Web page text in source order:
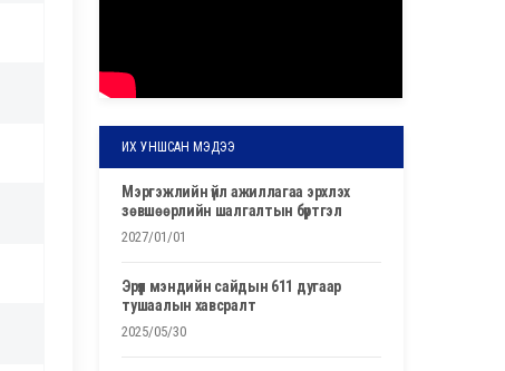
ИХ УНШСАН МЭДЭЭ
мэргэжлийн үйл ажиллагаа эрхлэх
зөвшөөрлийн шалгалтын бүртгэл
2027/01/01
эрүүл мэндийн сайдын 611 дугаар
тушаалын хавсралт
2025/05/30